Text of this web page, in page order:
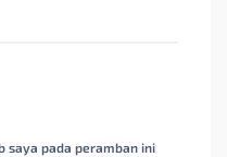
saya pada peramban ini